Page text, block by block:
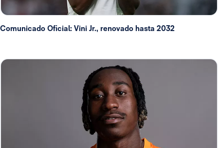
Comunicado Oficial: Vini Jr., renovado hasta 2032